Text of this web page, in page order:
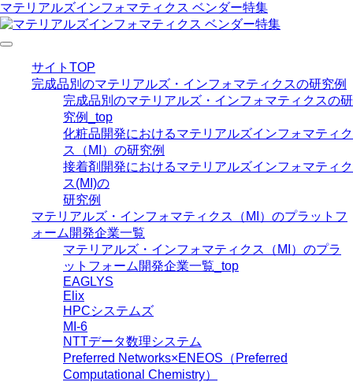
マテリアルズインフォマティクス ベンダー特集
サイトTOP
完成品別のマテリアルズ・インフォマティクスの研究例
完成品別のマテリアルズ・インフォマティクスの研
究例_top
化粧品開発におけるマテリアルズインフォマティク
ス（MI）の研究例
接着剤開発におけるマテリアルズインフォマティク
ス(MI)の
研究例
マテリアルズ・インフォマティクス（MI）のプラットフ
ォーム開発企業一覧
マテリアルズ・インフォマティクス（MI）のプラ
ットフォーム開発企業一覧_top
EAGLYS
Elix
HPCシステムズ
MI-6
NTTデータ数理システム
Preferred Networks×ENEOS（Preferred
Computational Chemistry）